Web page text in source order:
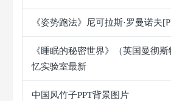
《姿势跑法》尼可拉斯·罗曼诺夫
《睡眠的秘密世界》（英国曼彻
忆实验室最新
中国风竹子PPT背景图片